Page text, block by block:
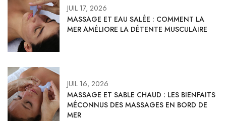
JUIL 17, 2026
MASSAGE ET EAU SALÉE : COMMENT LA
MER AMÉLIORE LA DÉTENTE MUSCULAIRE
JUIL 16, 2026
MASSAGE ET SABLE CHAUD : LES BIENFAITS
MÉCONNUS DES MASSAGES EN BORD DE
MER